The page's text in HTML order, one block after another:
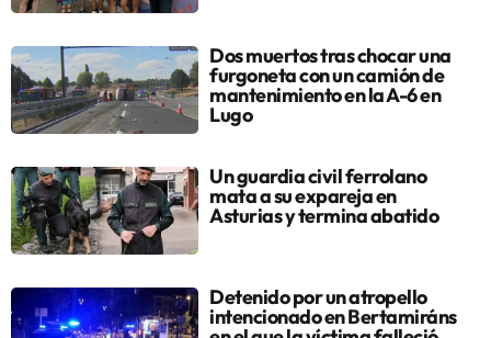
Dos muertos tras chocar una
furgoneta con un camión de
mantenimiento en la A-6 en
Lugo
Un guardia civil ferrolano
mata a su expareja en
Asturias y termina abatido
Detenido por un atropello
intencionado en Bertamiráns